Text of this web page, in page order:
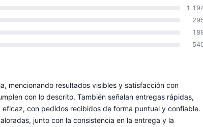
1
mencionando resultados visibles y satisfacción con
con lo descrito. También señalan entregas rápidas,
con pedidos recibidos de forma puntual y confiable.
junto con la consistencia en la entrega y la